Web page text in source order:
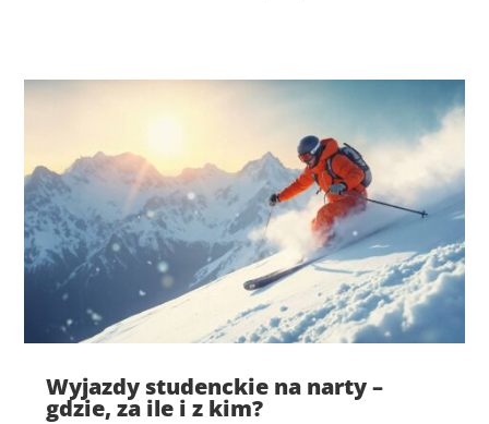
Wyjazdy studenckie na narty –
gdzie, za ile i z kim?